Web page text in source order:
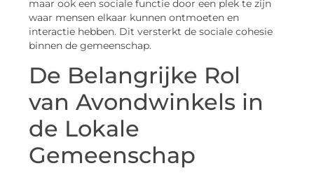
maar ook een sociale functie door een plek te zijn
waar mensen elkaar kunnen ontmoeten en
interactie hebben. Dit versterkt de sociale cohesie
binnen de gemeenschap.
De Belangrijke Rol
van Avondwinkels in
de Lokale
Gemeenschap